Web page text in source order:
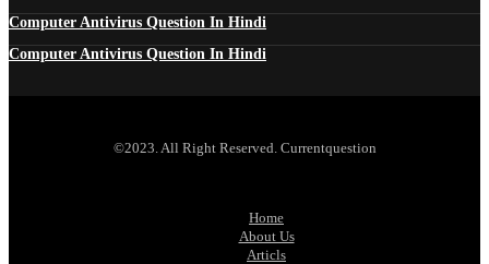
Computer Antivirus Question In Hindi
Computer Antivirus Question In Hindi
©2023. All Right Reserved. Currentquestion
Home
About Us
Articls